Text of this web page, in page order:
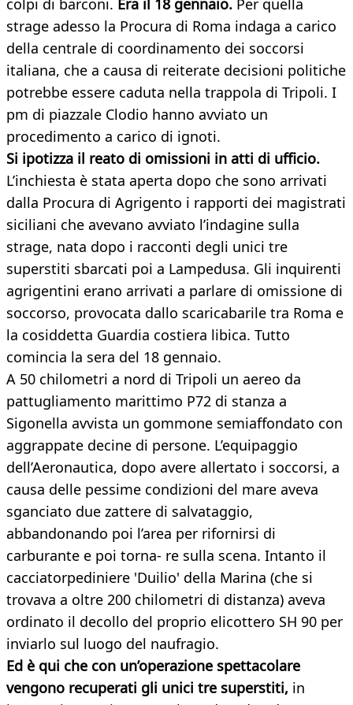
colpi di barconi. Era il 18 gennaio. Per quella
strage adesso la Procura di Roma indaga a carico
della centrale di coordinamento dei soccorsi
italiana, che a causa di reiterate decisioni politiche
potrebbe essere caduta nella trappola di Tripoli. I
pm di piazzale Clodio hanno avviato un
procedimento a carico di ignoti.
Si ipotizza il reato di omissioni in atti di ufficio.
L’inchiesta è stata aperta dopo che sono arrivati
dalla Procura di Agrigento i rapporti dei magistrati
siciliani che avevano avviato l’indagine sulla
strage, nata dopo i racconti degli unici tre
superstiti sbarcati poi a Lampedusa. Gli inquirenti
agrigentini erano arrivati a parlare di omissione di
soccorso, provocata dallo scaricabarile tra Roma e
la cosiddetta Guardia costiera libica. Tutto
comincia la sera del 18 gennaio.
A 50 chilometri a nord di Tripoli un aereo da
pattugliamento marittimo P72 di stanza a
Sigonella avvista un gommone semiaffondato con
aggrappate decine di persone. L’equipaggio
dell’Aeronautica, dopo avere allertato i soccorsi, a
causa delle pessime condizioni del mare aveva
sganciato due zattere di salvataggio,
abbandonando poi l’area per rifornirsi di
carburante e poi torna- re sulla scena. Intanto il
cacciatorpediniere 'Duilio' della Marina (che si
trovava a oltre 200 chilometri di distanza) aveva
ordinato il decollo del proprio elicottero SH 90 per
inviarlo sul luogo del naufragio.
Ed è qui che con un’operazione spettacolare
vengono recuperati gli unici tre superstiti, in